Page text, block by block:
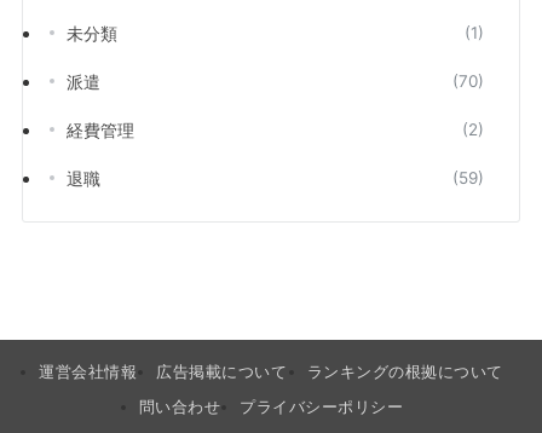
未分類 (1)
派遣 (70)
経費管理 (2)
退職 (59)
運営会社情報 広告掲載について
ランキングの根拠について
問い合わせ
プライバシーポリシー